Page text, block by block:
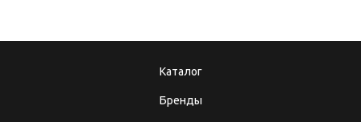
Каталог
Бренды